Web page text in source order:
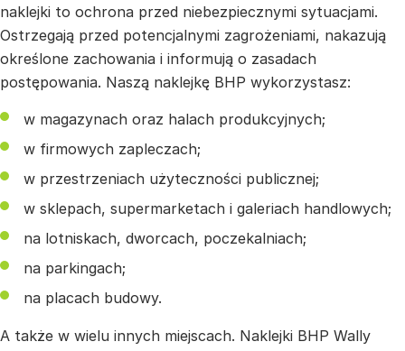
naklejki to ochrona przed niebezpiecznymi sytuacjami.
Ostrzegają przed potencjalnymi zagrożeniami, nakazują
określone zachowania i informują o zasadach
postępowania. Naszą naklejkę BHP wykorzystasz:
w magazynach oraz halach produkcyjnych;
w firmowych zapleczach;
w przestrzeniach użyteczności publicznej;
w sklepach, supermarketach i galeriach handlowych;
na lotniskach, dworcach, poczekalniach;
na parkingach;
na placach budowy.
A także w wielu innych miejscach. Naklejki BHP Wally